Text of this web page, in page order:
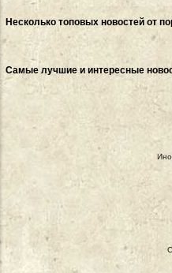
Несколько топовых новостей от
Самые лучшие и интересные